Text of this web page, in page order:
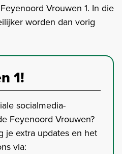
Vrouwen 1. In die
worden dan vorig
1!
socialmedia-
Feyenoord Vrouwen?
je extra updates en het
via: